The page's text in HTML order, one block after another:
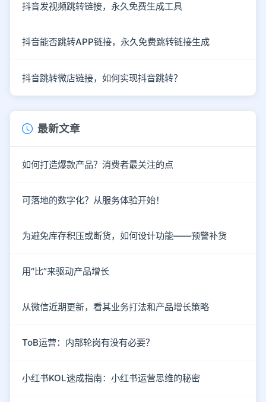
抖音发视频跳转链接，永久免费生成工具
抖音能否跳转APP链接，永久免费跳转链接生成
抖音跳转微店链接，如何实现抖音跳转？
最新文章
如何打造爆款产品？消费者最关注的点
可落地的数字化？从服务体验开始！
为避免库存积压或断货，如何设计功能——预警补货
用“比”来驱动产品增长
从微信近期更新，看其业务打法和产品增长策略
ToB运营：内部轮岗有没有必要？
小红书KOL速成指南：小红书运营思维的秘密